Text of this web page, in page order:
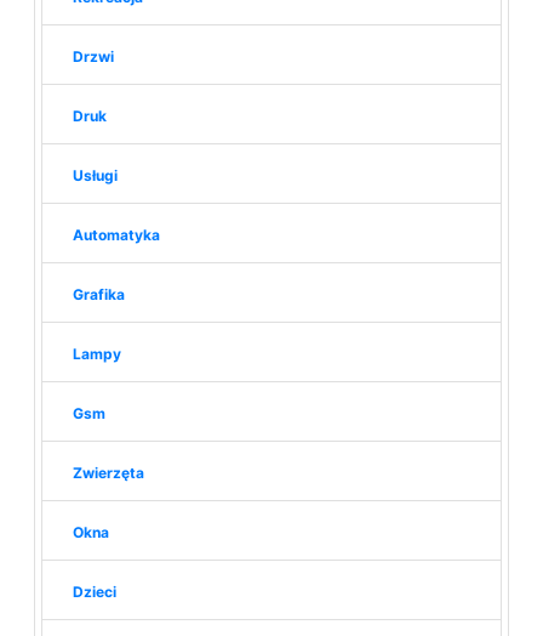
Drzwi
Druk
Usługi
Automatyka
Grafika
Lampy
Gsm
Zwierzęta
Okna
Dzieci